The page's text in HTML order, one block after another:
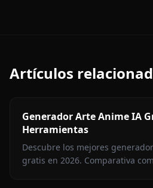
Artículos
Generador Arte Anime IA
Herramientas
Descubre los mejores
gratis en 2026. Comparativa